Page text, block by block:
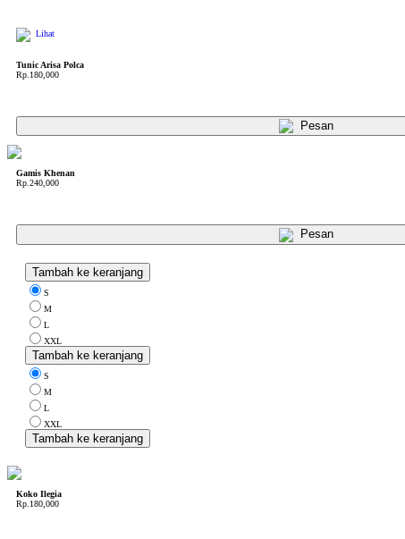
Lihat
Tunic Arisa Polca
Rp.180,000
Pesan
Gamis Khenan
Rp.240,000
Pesan
Tambah ke keranjang
S
M
L
XXL
Tambah ke keranjang
S
M
L
XXL
Tambah ke keranjang
Koko Ilegia
Rp.180,000